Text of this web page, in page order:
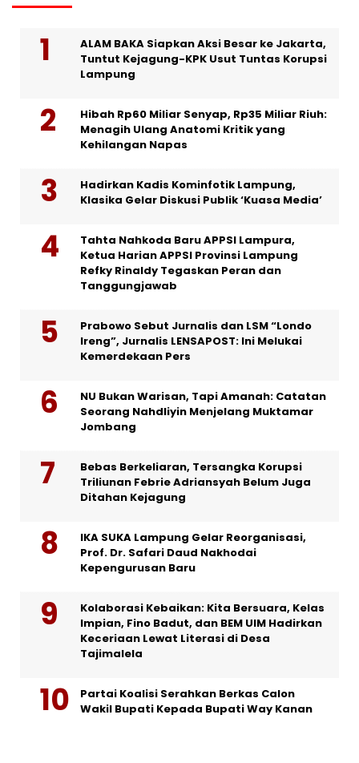
ALAM BAKA Siapkan Aksi Besar ke Jakarta,
Tuntut Kejagung-KPK Usut Tuntas Korupsi
Lampung
Hibah Rp60 Miliar Senyap, Rp35 Miliar Riuh:
Menagih Ulang Anatomi Kritik yang
Kehilangan Napas
Hadirkan Kadis Kominfotik Lampung,
Klasika Gelar Diskusi Publik ‘Kuasa Media’
Tahta Nahkoda Baru APPSI Lampura,
Ketua Harian APPSI Provinsi Lampung
Refky Rinaldy Tegaskan Peran dan
Tanggungjawab
Prabowo Sebut Jurnalis dan LSM “Londo
Ireng”, Jurnalis LENSAPOST: Ini Melukai
Kemerdekaan Pers
NU Bukan Warisan, Tapi Amanah: Catatan
Seorang Nahdliyin Menjelang Muktamar
Jombang
Bebas Berkeliaran, Tersangka Korupsi
Triliunan Febrie Adriansyah Belum Juga
Ditahan Kejagung
IKA SUKA Lampung Gelar Reorganisasi,
Prof. Dr. Safari Daud Nakhodai
Kepengurusan Baru
Kolaborasi Kebaikan: Kita Bersuara, Kelas
Impian, Fino Badut, dan BEM UIM Hadirkan
Keceriaan Lewat Literasi di Desa
Tajimalela
Partai Koalisi Serahkan Berkas Calon
Wakil Bupati Kepada Bupati Way Kanan